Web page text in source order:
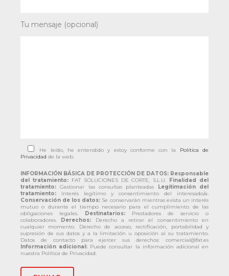
Tu mensaje (opcional)
He leído, he entendido y estoy conforme con la Política de
Privacidad de la web.
INFORMACIÓN BÁSICA DE PROTECCIÓN DE DATOS: Responsable
del tratamiento:FAT SOLUCIONES DE CORTE, S.L.U. Finalidad del
tratamiento: Gestionar las consultas planteadas
Legitimación del
tratamiento: Interés legítimo y consentimiento del interesado/a.
Conservación de los datos: Se conservarán mientras exista un interés
mutuo o durante el tiempo necesario para el cumplimiento de las
obligaciones legales. Destinatarios: Prestadores de servicio o
colaboradores. Derechos: Derecho a retirar el consentimiento en
cualquier momento. Derecho de acceso, rectificación, portabilidad y
supresión de sus datos y a la limitación u oposición al su tratamiento.
Datos de contacto para ejercer sus derechos: comercial@fat.es
Información adicional: Puede consultar la información adicional en
nuestra Política de Privacidad.